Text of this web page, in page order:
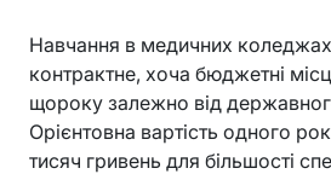
Навчання в медичних
контрактне, хоча бюджетні
щороку залежно від
Орієнтовна вартість одного
тисяч гривень для більшості